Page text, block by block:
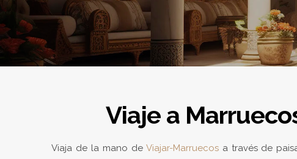
Viaje a
Viaja de la mano de Viajar-Marruecosa través de